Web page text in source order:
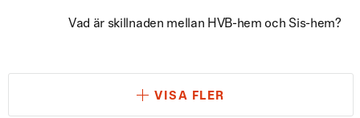
Vad är skillnaden mellan HVB-hem och Sis-hem?
VISA FLER